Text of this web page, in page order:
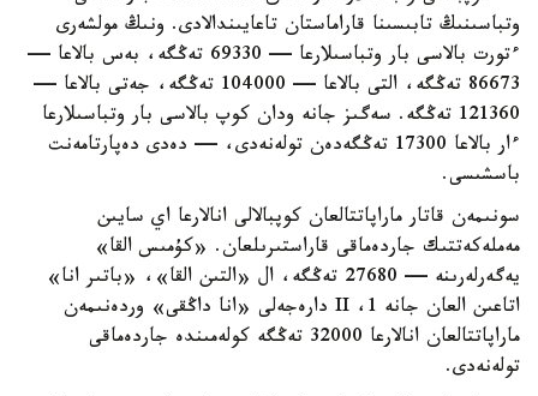
وتباسىنىڭ تابىسىنا قاراماستان تاعايىندالادى. ونىڭ مولشەرى
ءتورت بالاسى بار وتباسىلارعا — 69330 تەڭگە، بەس بالاعا —
86673 تەڭگە، التى بالاعا — 104000 تەڭگە، جەتى بالاعا —
121360 تەڭگە. سەگىز جانە ودان كوپ بالاسى بار وتباسىلارعا
ءار بالاعا 17300 تەڭگەدەن تولەنەدى، — دەدى دەپارتامەنت
باسشىسى.
سونىمەن قاتار ماراپاتتالعان كوپبالالى انالارعا اي سايىن
مەملەكەتتىك جاردەماقى قاراستىرىلعان. «كۇمىس القا»
يەگەرلەرىنە — 27680 تەڭگە، ال «التىن القا»، «باتىر انا»
اتاعىن العان جانە 1، II دارەجەلى «انا داڭقى» وردەنىمەن
ماراپاتتالعان انالارعا 32000 تەڭگە كولەمىندە جاردەماقى
تولەنەدى.